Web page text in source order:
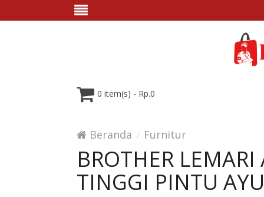
0 item(s) - Rp.0
Beranda Furnitur
BROTHER LEMARI
TINGGI PINTU